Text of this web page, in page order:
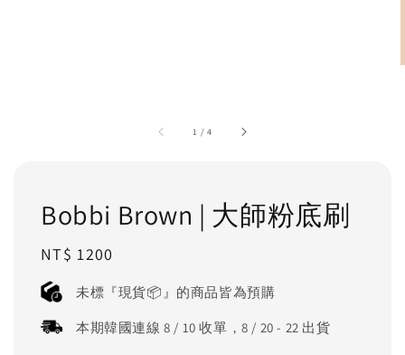
1 /4
Bobbi Brown | 大師粉底刷
Regular
price
NT$ 1200
未標『現貨📦』的商品皆為預購
本期韓國連線 8 / 10 收單，8 / 20 - 22 出貨